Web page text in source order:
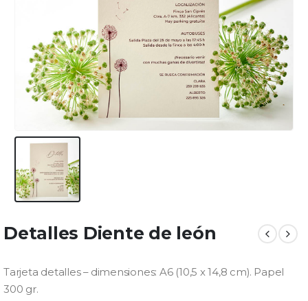
Detalles Diente de león
Tarjeta detalles – dimensiones: A6 (10,5 x 14,8 cm). Papel
300 gr.